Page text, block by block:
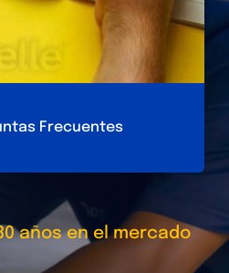
Frecuentes
años en el mercado